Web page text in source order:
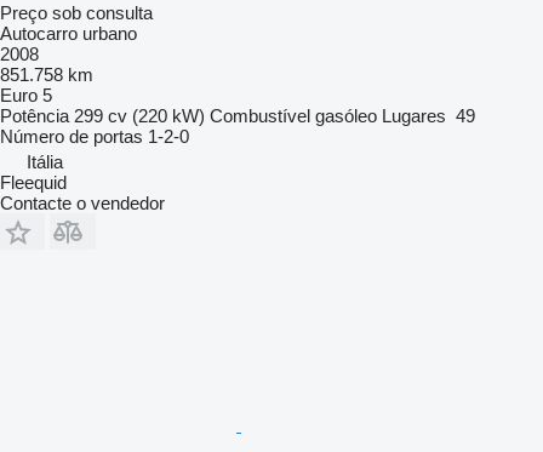
Preço sob consulta
Autocarro urbano
2008
851.758 km
Euro 5
Potência 299 cv (220 kW) Combustível gasóleo Lugares 49
Número de portas 1-2-0
Itália
Fleequid
Contacte o vendedor